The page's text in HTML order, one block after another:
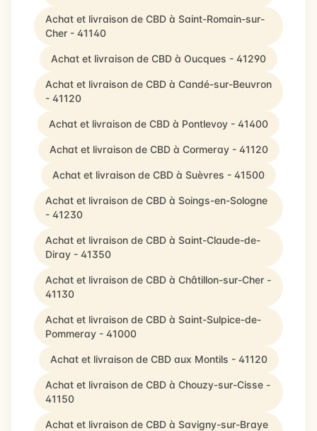
Achat et livraison de CBD à Saint-Romain-sur-
Cher - 41140
Achat et livraison de CBD à Oucques - 41290
Achat et livraison de CBD à Candé-sur-Beuvron
- 41120
Achat et livraison de CBD à Pontlevoy - 41400
Achat et livraison de CBD à Cormeray - 41120
Achat et livraison de CBD à Suèvres - 41500
Achat et livraison de CBD à Soings-en-Sologne
- 41230
Achat et livraison de CBD à Saint-Claude-de-
Diray - 41350
Achat et livraison de CBD à Châtillon-sur-Cher -
41130
Achat et livraison de CBD à Saint-Sulpice-de-
Pommeray - 41000
Achat et livraison de CBD aux Montils - 41120
Achat et livraison de CBD à Chouzy-sur-Cisse -
41150
Achat et livraison de CBD à Savigny-sur-Braye